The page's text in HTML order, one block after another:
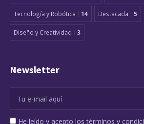
Tecnología y Robótica 14 Destacada 5
Diseño y Creatividad 3
Newsletter
He leído y acepto los términos y